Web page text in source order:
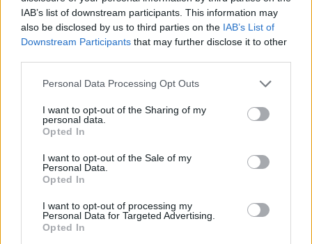
IAB’s list of downstream participants. This information may
also be disclosed by us to third parties on the IAB’s List of
Downstream Participants that may further disclose it to other
Personal Data Processing Opt Outs
I want to opt-out of the Sharing of my
personal data.
Opted In
I want to opt-out of the Sale of my
Personal Data.
Opted In
I want to opt-out of processing my
Personal Data for Targeted Advertising.
Opted In
ΕΦΗΜΕΡΕΥΟΝΤΑ ΝΟΣΟΚΟΜΕΙΑ